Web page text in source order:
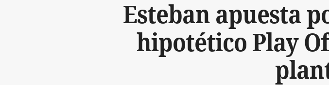
Esteban apuesta
hipotético Play